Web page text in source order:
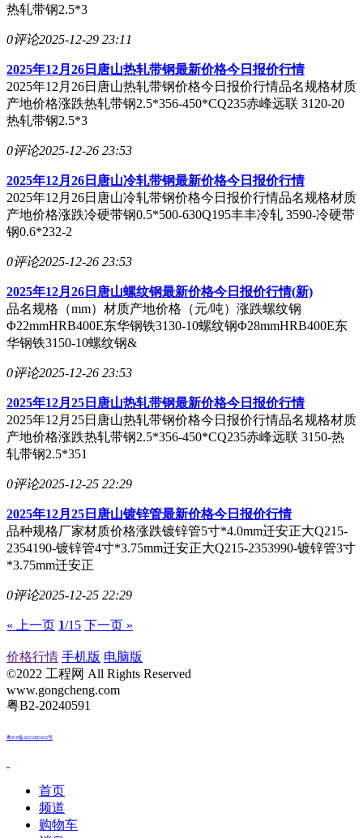
热轧带钢2.5*3
0评论2025-12-29 23:11
2025年12月26日唐山热轧带钢最新价格今日报价行情
2025年12月26日唐山热轧带钢价格今日报价行情品名规格材质
产地价格涨跌热轧带钢2.5*356-450*CQ235赤峰远联 3120-20
热轧带钢2.5*3
0评论2025-12-26 23:53
2025年12月26日唐山冷轧带钢最新价格今日报价行情
2025年12月26日唐山冷轧带钢价格今日报价行情品名规格材质
产地价格涨跌冷硬带钢0.5*500-630Q195丰丰冷轧 3590-冷硬带
钢0.6*232-2
0评论2025-12-26 23:53
2025年12月26日唐山螺纹钢最新价格今日报价行情(新)
品名规格（mm）材质产地价格（元/吨）涨跌螺纹钢
Φ22mmHRB400E东华钢铁3130-10螺纹钢Φ28mmHRB400E东
华钢铁3150-10螺纹钢&
0评论2025-12-26 23:53
2025年12月25日唐山热轧带钢最新价格今日报价行情
2025年12月25日唐山热轧带钢价格今日报价行情品名规格材质
产地价格涨跌热轧带钢2.5*356-450*CQ235赤峰远联 3150-热
轧带钢2.5*351
0评论2025-12-25 22:29
2025年12月25日唐山镀锌管最新价格今日报价行情
品种规格厂家材质价格涨跌镀锌管5寸*4.0mm迁安正大Q215-
2354190-镀锌管4寸*3.75mm迁安正大Q215-2353990-镀锌管3寸
*3.75mm迁安正
0评论2025-12-25 22:29
« 上一页 1/15 下一页 »
价格行情 手机版 电脑版
©2022 工程网 All Rights Reserved
www.gongcheng.com
粤B2-20240591
粤ICP备2021085432号
首页
频道
购物车